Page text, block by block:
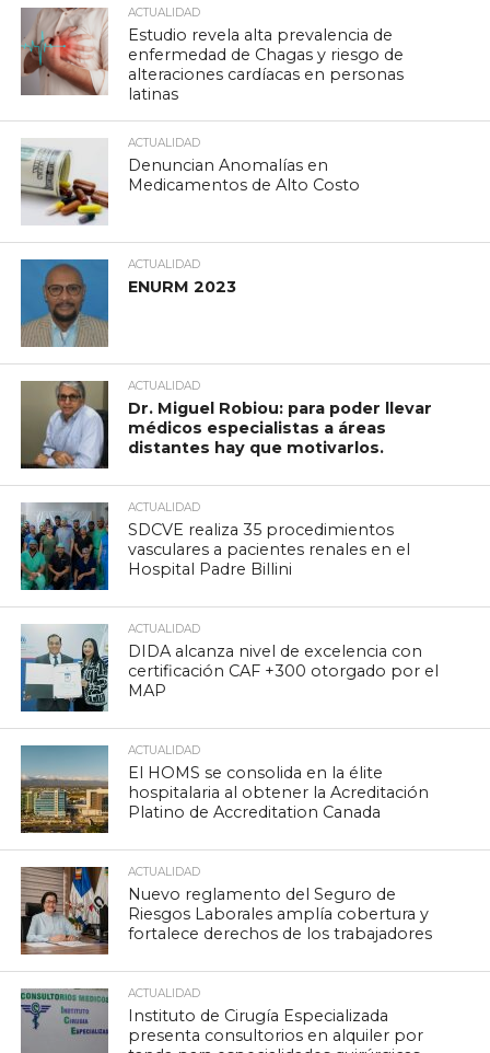
ACTUALIDAD
Estudio revela alta prevalencia de
enfermedad de Chagas y riesgo de
alteraciones cardíacas en personas
latinas
ACTUALIDAD
Denuncian Anomalías en
Medicamentos de Alto Costo
ACTUALIDAD
ENURM 2023
ACTUALIDAD
Dr. Miguel Robiou: para poder llevar
médicos especialistas a áreas
distantes hay que motivarlos.
ACTUALIDAD
SDCVE realiza 35 procedimientos
vasculares a pacientes renales en el
Hospital Padre Billini
ACTUALIDAD
DIDA alcanza nivel de excelencia con
certificación CAF +300 otorgado por el
MAP
ACTUALIDAD
El HOMS se consolida en la élite
hospitalaria al obtener la Acreditación
Platino de Accreditation Canada
ACTUALIDAD
Nuevo reglamento del Seguro de
Riesgos Laborales amplía cobertura y
fortalece derechos de los trabajadores
ACTUALIDAD
Instituto de Cirugía Especializada
presenta consultorios en alquiler por